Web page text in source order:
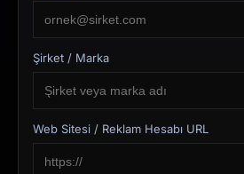
Şirket / Marka
Web Sitesi / Reklam Hesabı URL